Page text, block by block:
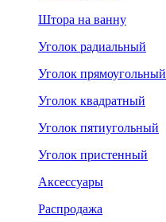
Штора на ванну
Уголок радиальный
Уголок прямоугольный
Уголок квадратный
Уголок пятиугольный
Уголок пристенный
Аксессуары
Распродажа